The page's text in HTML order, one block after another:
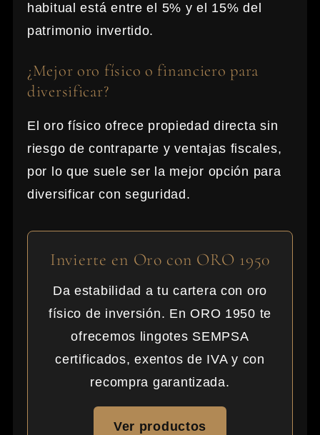
habitual está entre el 5% y el 15% del
patrimonio invertido.
¿Mejor oro físico o financiero para
diversificar?
El oro físico ofrece propiedad directa sin
riesgo de contraparte y ventajas fiscales,
por lo que suele ser la mejor opción para
diversificar con seguridad.
Invierte en Oro con ORO 1950
Da estabilidad a tu cartera con oro
físico de inversión. En ORO 1950 te
ofrecemos lingotes SEMPSA
certificados, exentos de IVA y con
recompra garantizada.
Ver productos